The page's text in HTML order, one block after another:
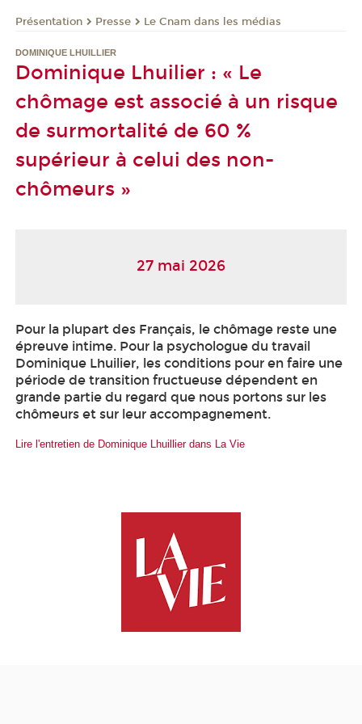
Présentation Presse Le Cnam dans les médias
DOMINIQUE LHUILLIER
Dominique Lhuilier : « Le
chômage est associé à un risque
de surmortalité de 60 %
supérieur à celui des non-
chômeurs »
27 mai 2026
Pour la plupart des Français, le chômage reste une
épreuve intime. Pour la psychologue du travail
Dominique Lhuilier, les conditions pour en faire une
période de transition fructueuse dépendent en
grande partie du regard que nous portons sur les
chômeurs et sur leur accompagnement.
Lire l'entretien de Dominique Lhuillier dans La Vie